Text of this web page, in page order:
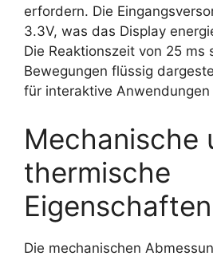
erfordern. Die
3.3V, was das Display
Die Reaktionszeit von 25 ms
Bewegungen flüssig
für interaktive
Mechanische
thermische
Eigenschaften
Die mechanischen